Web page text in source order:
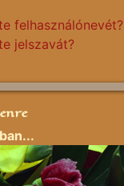
felhasználónevét?
jelszavát?